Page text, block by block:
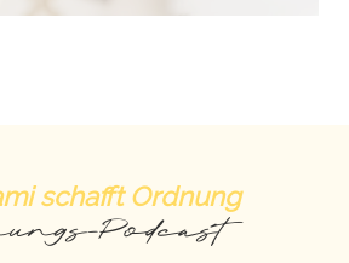
schafft Ordnung
Podcast